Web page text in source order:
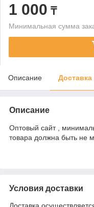
1 000 ₸
Минимальная сумма
Описание Доставка
Описание
Оптовый сайт ,
товара должна быть не
Условия доставки
Доставка